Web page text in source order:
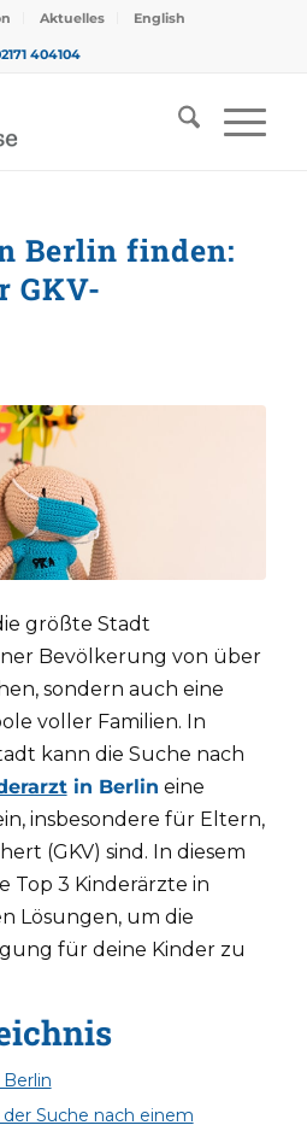
Aktuelles English
404104
Berlin finden:
GKV-
größte Stadt
Bevölkerung von über
sondern auch eine
voller Familien. In
kann die Suche nach
in Berlin eine
insbesondere für Eltern,
(GKV) sind. In diesem
Top 3 Kinderärzte in
Lösungen, um die
für deine Kinder zu
Suche nach einem